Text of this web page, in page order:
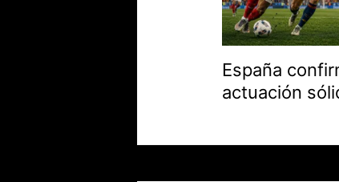
España
actuación